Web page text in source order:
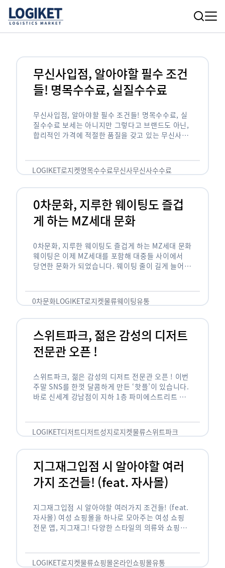
무신사입점, 알아야할 필수 조건
들! 명목수수료, 실질수수료
무신사입점, 알아야할 필수 조건들! 명목수수료, 실
질수수료 보세는 아니지만 그렇다고 브랜드도 아닌,
합리적인 가격에 적절한 품질을 갖고 있는 무신사!
LOGIKET로지켓명목수수료무신사무신사수수료
0차문화, 지루한 웨이팅도 즐겁
게 하는 MZ세대 문화
0차문화, 지루한 웨이팅도 즐겁게 하는 MZ세대 문화
웨이팅은 이제 MZ세대를 포함해 대중들 사이에서
당연한 문화가 되었습니다. 웨이팅 줄이 길게 늘어서
0차문화LOGIKET로지켓물류웨이팅유통
스위트파크, 젊은 감성의 디저트
전문관 오픈 !
스위트파크, 젊은 감성의 디저트 전문관 오픈 ! 이번
주말 SNS를 한껏 달콤하게 만든 ‘핫플’이 있습니다.
바로 신세계 강남점이 지하 1층 파미에스트리트 분
LOGIKET디저트디저트성지로지켓물류스위트파크
지그재그입점 시 알아야할 여러
가지 조건들! (feat. 자사몰)
지그재그입점 시 알아야할 여러가지 조건들! (feat.
자사몰) 여성 쇼핑몰을 하나로 모아주는 여성 쇼핑
전문 앱, 지그재그! 다양한 스타일의 의류와 쇼핑몰
LOGIKET로지켓물류쇼핑몰온라인쇼핑몰유통